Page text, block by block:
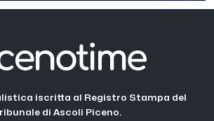
iscritta al Registro Stampa del
di Ascoli Piceno.